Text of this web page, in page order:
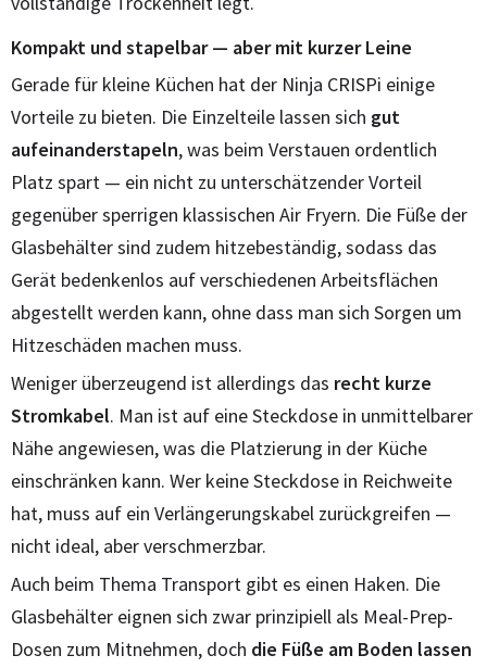
Kompakt und stapelbar — aber mit kurzer Leine
Gerade für kleine Küchen hat der Ninja CRISPi einige
Vorteile zu bieten. Die Einzelteile lassen sich gut
aufeinanderstapeln, was beim Verstauen ordentlich
Platz spart — ein nicht zu unterschätzender Vorteil
gegenüber sperrigen klassischen Air Fryern. Die Füße der
Glasbehälter sind zudem hitzebeständig, sodass das
Gerät bedenkenlos auf verschiedenen Arbeitsflächen
abgestellt werden kann, ohne dass man sich Sorgen um
Hitzeschäden machen muss.
Weniger überzeugend ist allerdings das recht kurze
Stromkabel. Man ist auf eine Steckdose in unmittelbarer
Nähe angewiesen, was die Platzierung in der Küche
einschränken kann. Wer keine Steckdose in Reichweite
hat, muss auf ein Verlängerungskabel zurückgreifen —
nicht ideal, aber verschmerzbar.
Auch beim Thema Transport gibt es einen Haken. Die
Glasbehälter eignen sich zwar prinzipiell als Meal-Prep-
Dosen zum Mitnehmen, doch die Füße am Boden lassen